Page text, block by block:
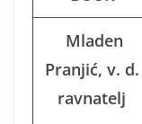
Mladen
Pranjić, v. d.
ravnatelj